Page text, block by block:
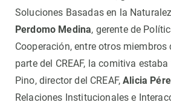
Soluciones Basadas en la
Perdomo Medina, gerente de
Cooperación, entre otros miembros
parte del CREAF, la comitiva
Pino, director del CREAF,Alicia
Relaciones Institucionales e